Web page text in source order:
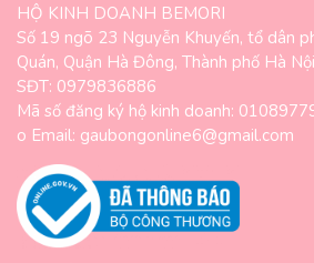
HỘ KINH DOANH BEMORI
Số 19 ngõ 23 Nguyễn Khuyến, tổ dân
Quán, Quận Hà Đông, Thành phố Hà
SĐT: 0979836886
Mã số đăng ký hộ kinh doanh:
o Email: gaubongonline6@gmail.com